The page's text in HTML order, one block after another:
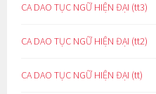
CA DAO TỤC NGỮ HIỆN ĐẠI (tt3)
CA DAO TỤC NGỮ HIỆN ĐẠI (tt2)
CA DAO TỤC NGỮ HIỆN ĐẠI (tt)